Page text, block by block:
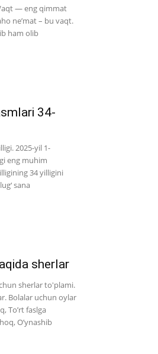
— eng qimmat
ne’mat – bu vaqt.
ham olib
34-
2025-yil 1-
eng muhim
34 yilligini
sana
sherlar
sherlar to'plami.
Bolalar uchun oylar
To’rt faslga
O’ynashib